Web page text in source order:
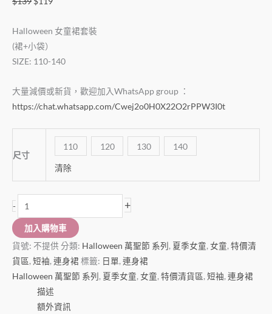
Halloween 女童裙套裝
(裙+小袋）
SIZE: 110-140
大量減價或新貨，歡迎加入WhatsApp group ：
https://chat.whatsapp.com/Cwej2o0H0X22O2rPPW3I0t
尺寸
110 120 130 140
清除
- +
加入購物車
貨號: 不提供 分類: Halloween 萬聖節 系列, 夏季女童, 女童, 特價清
貨區, 短袖, 連身裙 標籤: 日單, 連身裙
Halloween 萬聖節 系列, 夏季女童, 女童, 特價清貨區, 短袖, 連身裙
描述
額外資訊